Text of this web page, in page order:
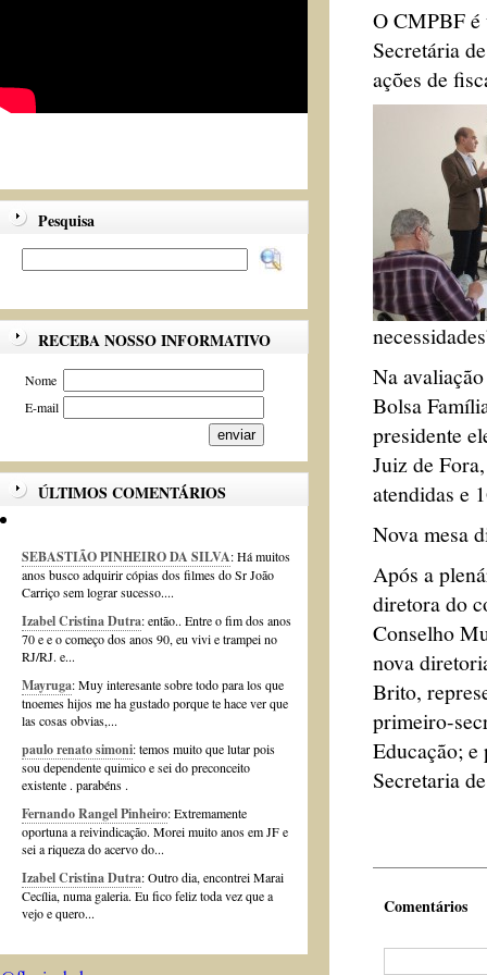
Pesquisa
RECEBA NOSSO INFORMATIVO
Nome
E-mail
ÚLTIMOS COMENTÁRIOS
SEBASTIÃO PINHEIRO DA SILVA: Há muitos
anos busco adquirir cópias dos filmes do Sr João
Carriço sem lograr sucesso....
Izabel Cristina Dutra: então.. Entre o fim dos anos
70 e e o começo dos anos 90, eu vivi e trampei no
RJ/RJ. e...
Mayruga: Muy interesante sobre todo para los que
tnoemes hijos me ha gustado porque te hace ver que
las cosas obvias,...
paulo renato simoni: temos muito que lutar pois
sou dependente quimico e sei do preconceito
existente . parabéns .
Fernando Rangel Pinheiro: Extremamente
oportuna a reivindicação. Morei muito anos em JF e
sei a riqueza do acervo do...
Izabel Cristina Dutra: Outro dia, encontrei Marai
Cecília, numa galeria. Eu fico feliz toda vez que a
vejo e quero...
O CMPBF é
Secretária
ações de
Na
Bolsa
presidente
Juiz de
atendidas e
Nova mesa
Após a
diretora do
Conselho
nova
Brito,
primeiro-
Educação;
Secretaria
Comentários